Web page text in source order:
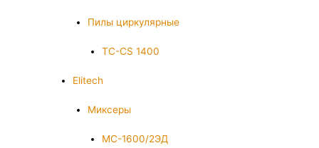
Пилы циркулярные
TC-CS 1400
Elitech
Миксеры
МС-1600/2ЭД